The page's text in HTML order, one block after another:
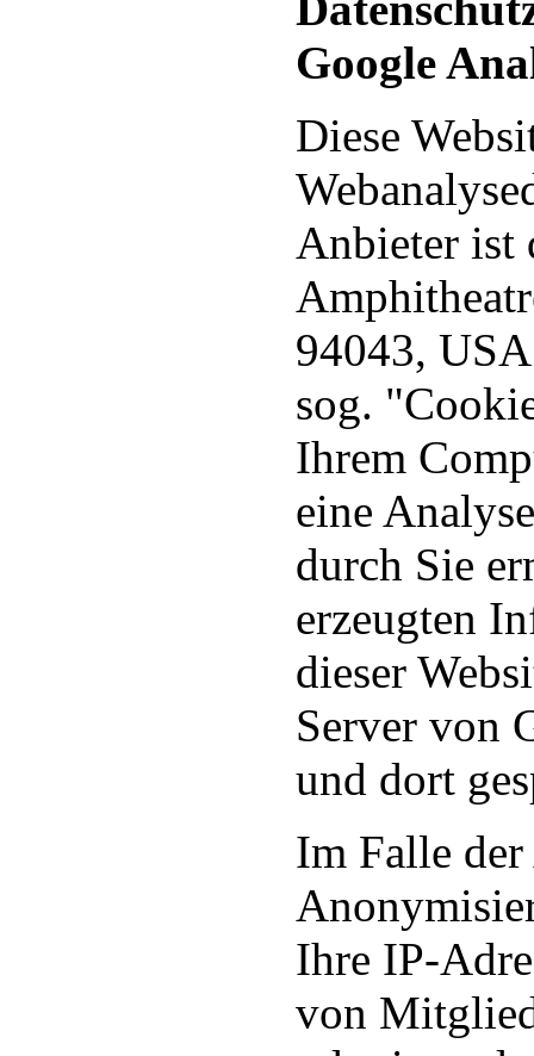
Google
Diese
Anbieter ist
94043,
sog.
Ihrem
eine
durch Sie
erzeugten
dieser
Server von
und dort
Im Falle
Ihre IP-
von